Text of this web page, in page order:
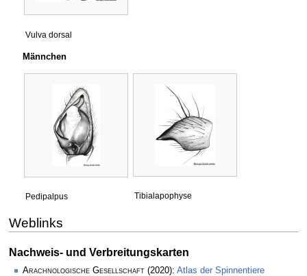
Vulva dorsal
Männchen
Pedipalpus Tibialapophyse
Weblinks
Nachweis- und Verbreitungskarten
Arachnologische Gesellschaft (2020): Atlas der Spinnentiere